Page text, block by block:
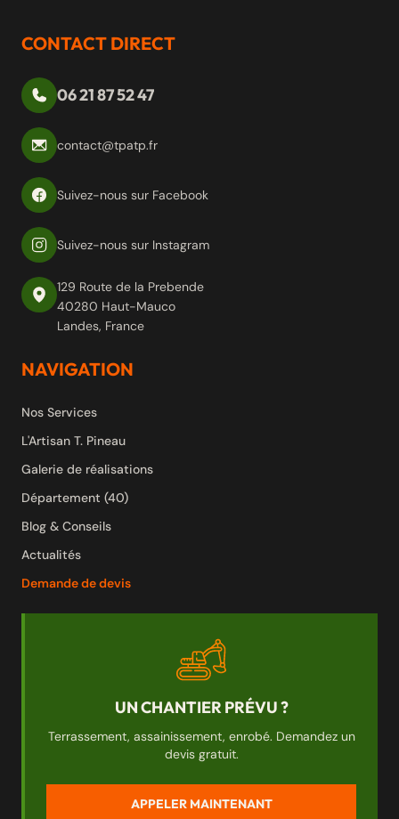
CONTACT DIRECT
06 21 87 52 47
contact@tpatp.fr
Suivez-nous sur Facebook
Suivez-nous sur Instagram
129 Route de la Prebende
40280 Haut-Mauco
Landes, France
NAVIGATION
Nos Services
L'Artisan T. Pineau
Galerie de réalisations
Département (40)
Blog & Conseils
Actualités
Demande de devis
UN CHANTIER PRÉVU ?
Terrassement, assainissement, enrobé. Demandez un
devis gratuit.
APPELER MAINTENANT